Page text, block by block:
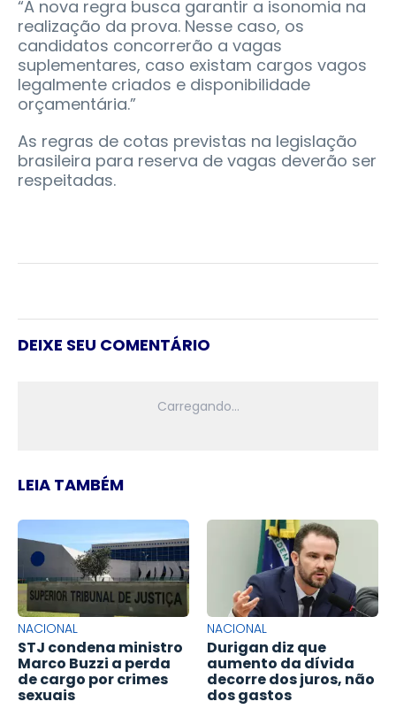
“A nova regra busca garantir a isonomia na
realização da prova. Nesse caso, os
candidatos concorrerão a vagas
suplementares, caso existam cargos vagos
legalmente criados e disponibilidade
orçamentária.”
As regras de cotas previstas na legislação
brasileira para reserva de vagas deverão ser
respeitadas.
DEIXE SEU COMENTÁRIO
LEIA TAMBÉM
NACIONAL
STJ condena ministro
Marco Buzzi a perda
de cargo por crimes
sexuais
NACIONAL
Durigan diz que
aumento da dívida
decorre dos juros, não
dos gastos